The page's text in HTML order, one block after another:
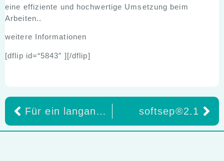
eine effiziente und hochwertige Umsetzung beim
Arbeiten..
weitere Informationen
[dflip id=“5843″ ][/dflip]
Für ein langanhaltendes Lächeln: IPS e.max® Gel bietet extra Schutz und Pflege für hochwertige Restaurationen softsep®2.1